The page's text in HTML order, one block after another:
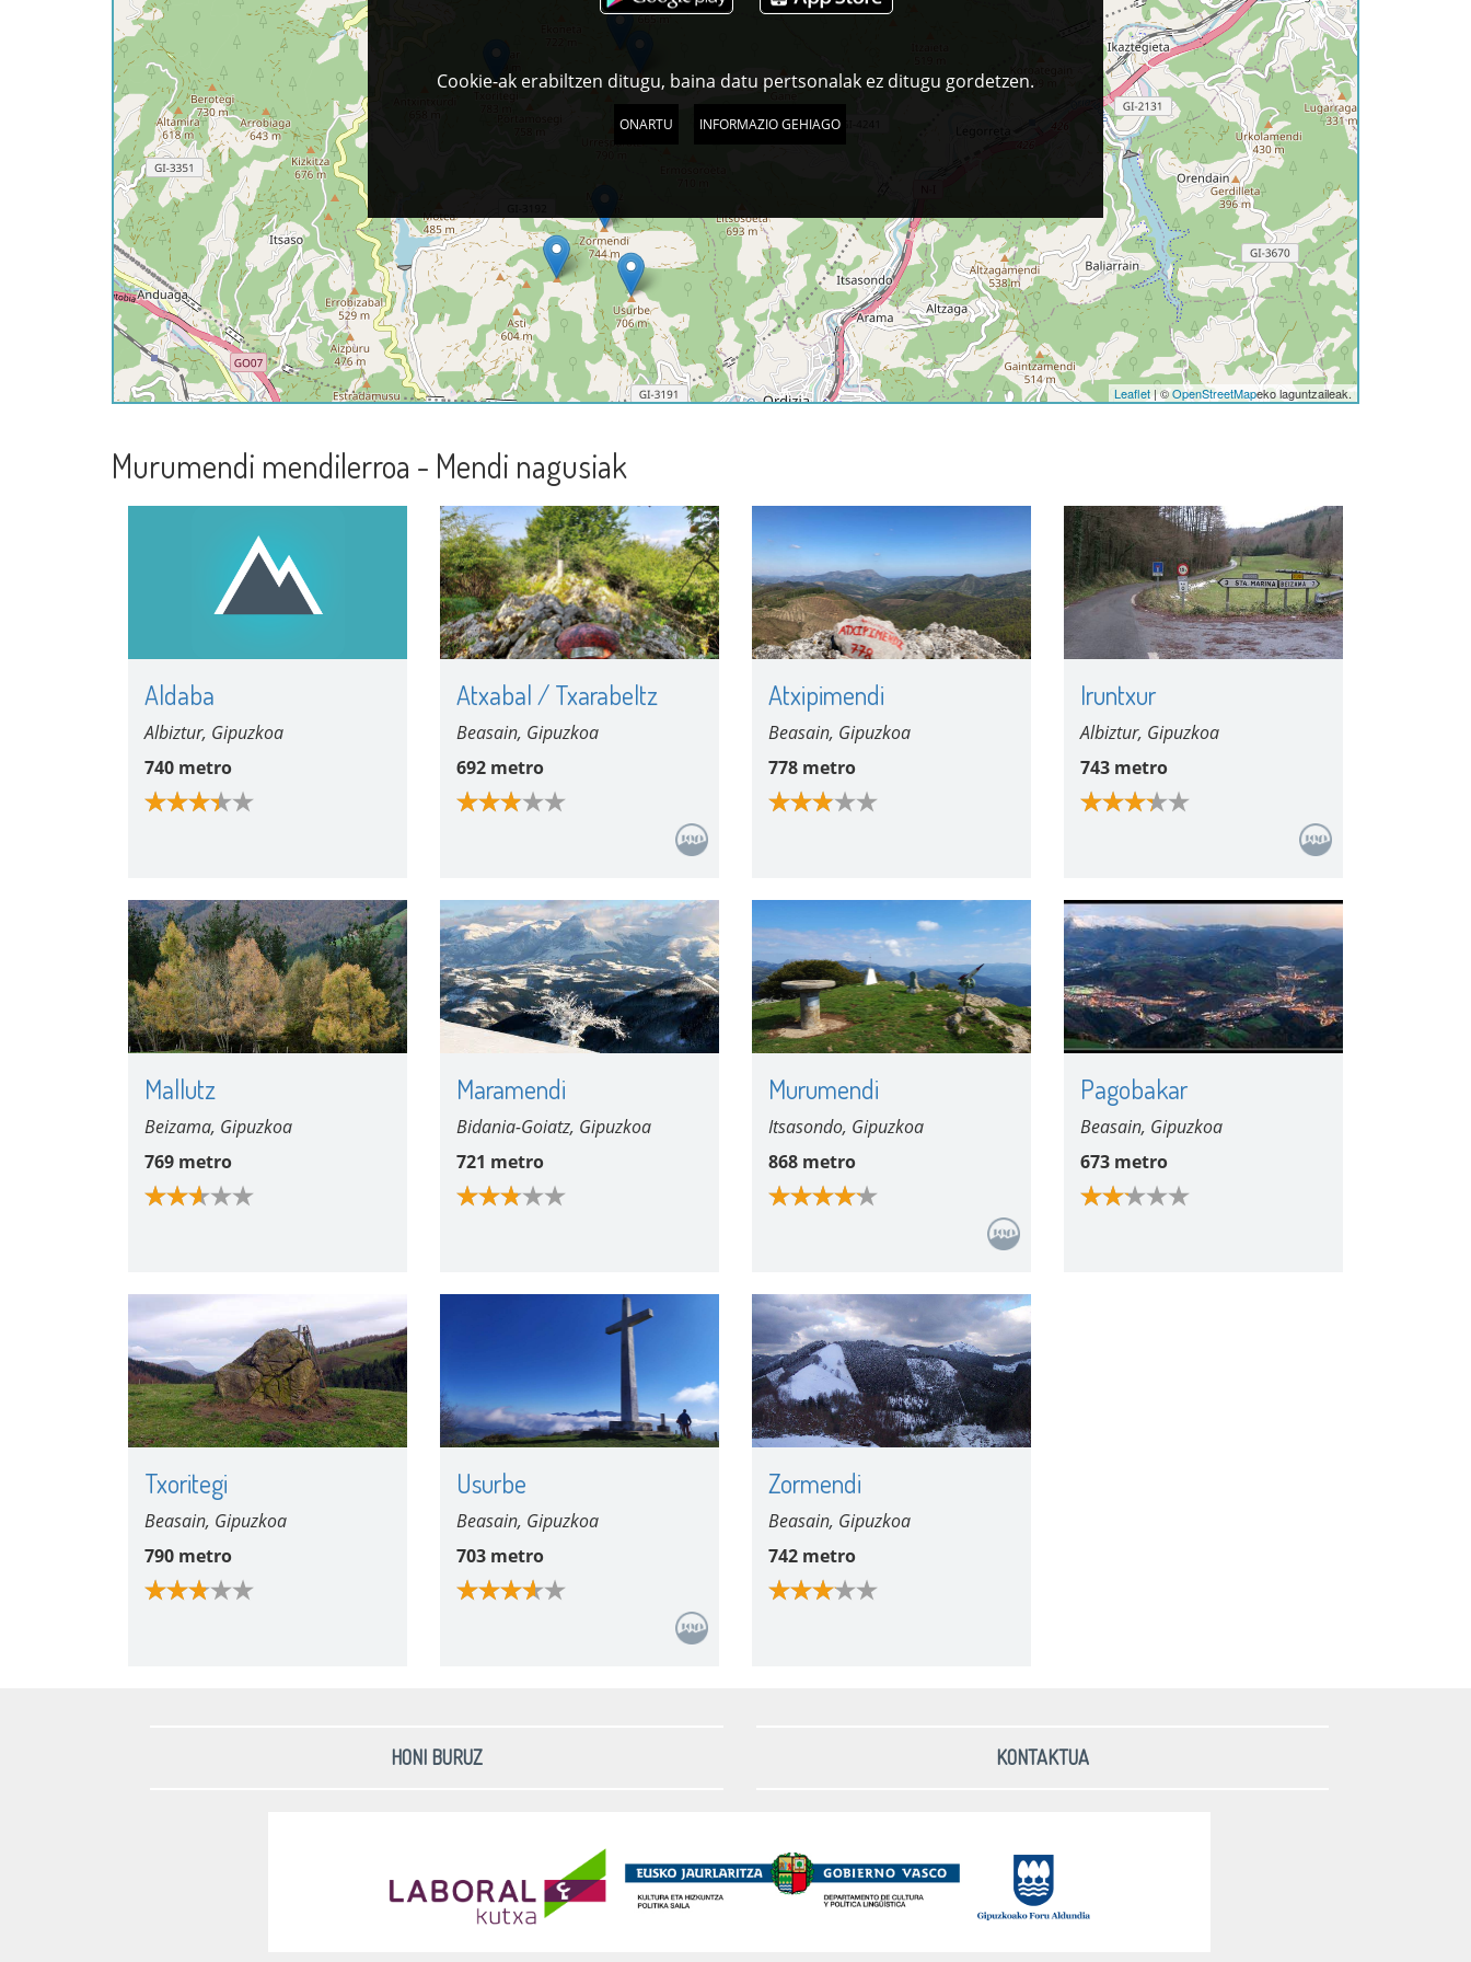
Cookie-ak erabiltzen ditugu, baina datu pertsonalak ez ditugu gordetzen.
ONARTU INFORMAZIO GEHIAGO
Leaflet| ©OpenStreetMapeko laguntzaileak.
Murumendi mendilerroa - Mendi nagusiak
Aldaba
Albiztur, Gipuzkoa
740 metro
Atxabal / Txarabeltz
Beasain, Gipuzkoa
692 metro
Atxipimendi
Beasain, Gipuzkoa
778 metro
Iruntxur
Albiztur, Gipuzkoa
743 metro
Mallutz
Beizama, Gipuzkoa
769 metro
Maramendi
Bidania-Goiatz, Gipuzkoa
721 metro
Murumendi
Itsasondo, Gipuzkoa
868 metro
Pagobakar
Beasain, Gipuzkoa
673 metro
Txoritegi
Beasain, Gipuzkoa
790 metro
Usurbe
Beasain, Gipuzkoa
703 metro
Zormendi
Beasain, Gipuzkoa
742 metro
HONI BURUZ KONTAKTUA